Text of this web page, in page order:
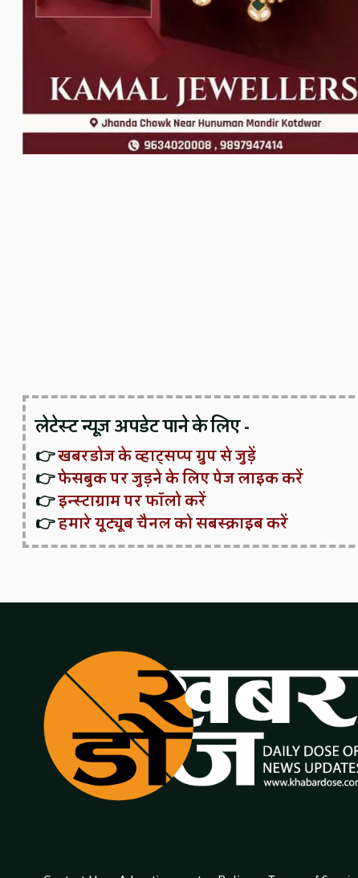
लेटेस्ट न्यूज़ अपडेट पाने के लिए -
👉खबरडोज के व्हाट्सप्प ग्रुप से जुड़ें
👉फेसबुक पर जुड़ने के लिए पेज लाइक करें
👉इन्स्टाग्राम पर फॉलो करें
👉हमारे यूट्यूब चैनल को सबस्क्राइब करें